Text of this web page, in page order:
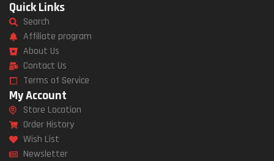
Quick Links
Search
Affiliate program
About Us
Contact Us
Terms of Service
My Account
Store Location
Order History
Wish List
Newsletter